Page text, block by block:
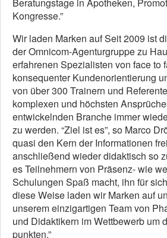
Kongresse.”
Wir laden Marken auf Seit 2009 ist
der Omnicom-Agenturgruppe zu
erfahrenen Spezialisten von face to
konsequenter Kundenorientierung
von über 300 Trainern und
komplexen und höchsten
entwickelnden Branche immer
zu werden. “Ziel ist es”, so Marco
quasi den Kern der Informationen
anschließend wieder didaktisch so
es Teilnehmern von Präsenz- wie
Schulungen Spaß macht, ihn für
diese Weise laden wir Marken auf
unserem einzigartigen Team von
und Didaktikern im Wettbewerb um
punkten.”